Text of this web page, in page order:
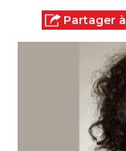
Partager